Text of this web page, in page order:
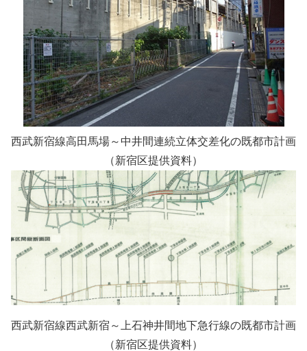
西武新宿線高田馬場～中井間連続立体交差化の既都市計画
（新宿区提供資料）
西武新宿線西武新宿～上石神井間地下急行線の既都市計画
（新宿区提供資料）